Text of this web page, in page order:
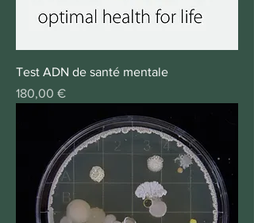
Test ADN de santé mentale
Prix
180,00 €